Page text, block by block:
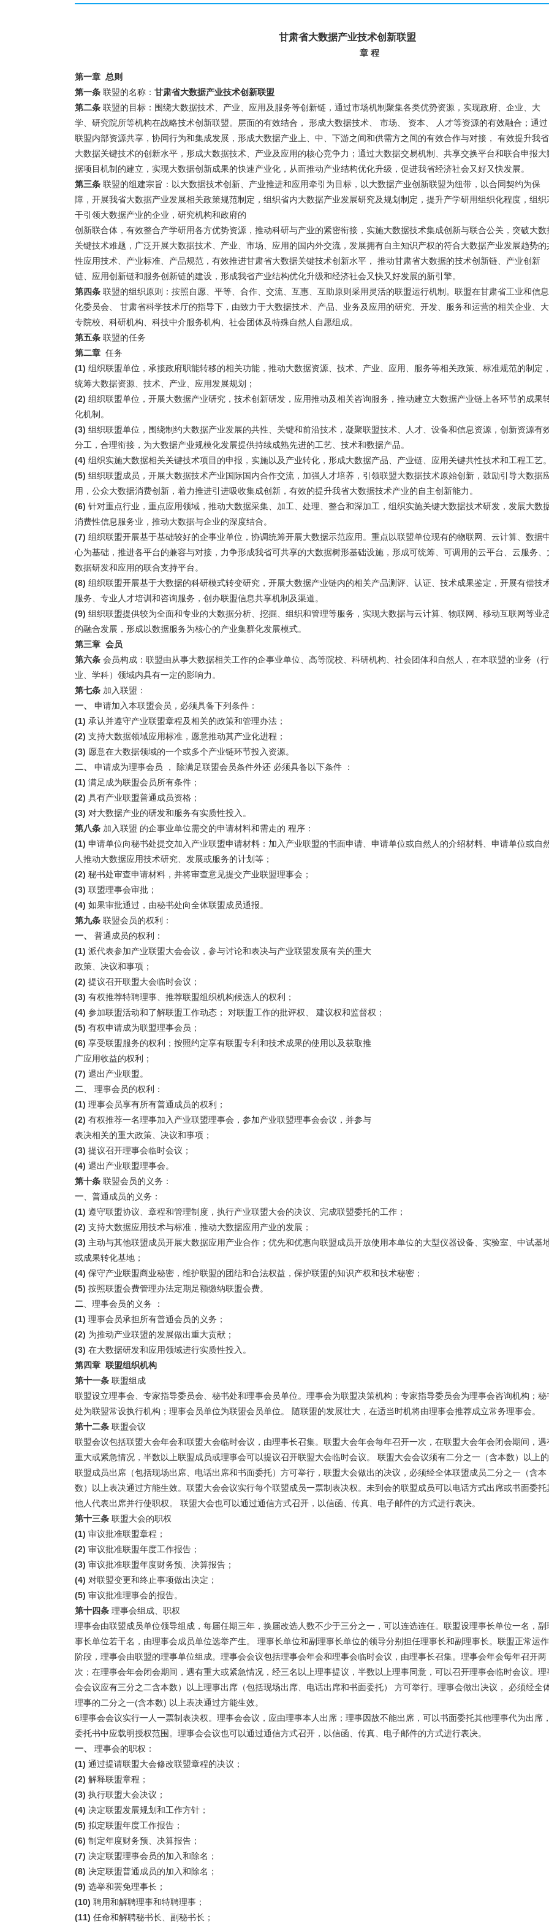
甘肃省大数据产业技术创新联盟
章 程
第一章 总则
第一条 联盟的名称： 甘肃省大数据产业技术创新联盟
第二条 联盟的目标：围绕大数据技术、产业、应用及服务等创新链，通过市场机制聚集各类优势资源，实现政府、企业、大
学、研究院所等机构在战略技术创新联盟。层面的有效结合， 形成大数据技术、 市场、 资本、 人才等资源的有效融合；通过
联盟内部资源共享，协同行为和集成发展，形成大数据产业上、中、下游之间和供需方之间的有效合作与对接， 有效提升我省
大数据关键技术的创新水平，形成大数据技术、产业及应用的核心竞争力；通过大数据交易机制、共享交换平台和联合申报大
据项目机制的建立，实现大数据创新成果的快速产业化，从而推动产业结构优化升级，促进我省经济社会又好又快发展。
第三条 联盟的组建宗旨：以大数据技术创新、产业推进和应用牵引为目标，以大数据产业创新联盟为纽带，以合同契约为保
障，开展我省大数据产业发展相关政策规范制定，组织省内大数据产业发展研究及规划制定，提升产学研用组织化程度，组织
干引领大数据产业的企业，研究机构和政府的
创新联合体，有效整合产学研用各方优势资源，推动科研与产业的紧密衔接，实施大数据技术集成创新与联合公关，突破大数
关键技术难题，广泛开展大数据技术、产业、市场、应用的国内外交流，发展拥有自主知识产权的符合大数据产业发展趋势的
性应用技术、产业标准、产品规范，有效推进甘肃省大数据关键技术创新水平， 推动甘肃省大数据的技术创新链、产业创新
链、应用创新链和服务创新链的建设，形成我省产业结构优化升级和经济社会又快又好发展的新引擎。
第四条 联盟的组织原则：按照自愿、平等、合作、交流、互惠、互助原则采用灵活的联盟运行机制。联盟在甘肃省工业和信息
化委员会、 甘肃省科学技术厅的指导下，由致力于大数据技术、产品、业务及应用的研究、开发、服务和运营的相关企业、大
专院校、科研机构、科技中介服务机构、社会团体及特殊自然人自愿组成。
第五条 联盟的任务
第二章 任务
(1) 组织联盟单位，承接政府职能转移的相关功能，推动大数据资源、技术、产业、应用、服务等相关政策、标准规范的制定，
统筹大数据资源、技术、产业、应用发展规划；
(2) 组织联盟单位，开展大数据产业研究，技术创新研发，应用推动及相关咨询服务，推动建立大数据产业链上各环节的成果
化机制。
(3) 组织联盟单位，围绕制约大数据产业发展的共性、关键和前沿技术，凝聚联盟技术、人才、设备和信息资源，创新资源有
分工，合理衔接，为大数据产业规模化发展提供持续成熟先进的工艺、技术和数据产品。
(4) 组织实施大数据相关关键技术项目的申报，实施以及产业转化，形成大数据产品、产业链、应用关键共性技术和工程工艺。
(5) 组织联盟成员，开展大数据技术产业国际国内合作交流，加强人才培养，引领联盟大数据技术原始创新，鼓励引导大数据
用，公众大数据消费创新，着力推进引进吸收集成创新，有效的提升我省大数据技术产业的自主创新能力。
(6) 针对重点行业，重点应用领域，推动大数据采集、加工、处理、整合和深加工，组织实施关键大数据技术研发，发展大数
消费性信息服务业，推动大数据与企业的深度结合。
(7) 组织联盟开展基于基础较好的企事业单位，协调统筹开展大数据示范应用。重点以联盟单位现有的物联网、云计算、数据
心为基础，推进各平台的兼容与对接，力争形成我省可共享的大数据树形基础设施，形成可统筹、可调用的云平台、云服务、
数据研发和应用的联合支持平台。
(8) 组织联盟开展基于大数据的科研模式转变研究，开展大数据产业链内的相关产品测评、认证、技术成果鉴定，开展有偿技
服务、专业人才培训和咨询服务，创办联盟信息共享机制及渠道。
(9) 组织联盟提供较为全面和专业的大数据分析、挖掘、组织和管理等服务，实现大数据与云计算、物联网、移动互联网等业
的融合发展，形成以数据服务为核心的产业集群化发展模式。
第三章 会员
第六条 会员构成：联盟由从事大数据相关工作的企事业单位、高等院校、科研机构、社会团体和自然人，在本联盟的业务（行
业、学科）领域内具有一定的影响力。
第七条 加入联盟：
一、
申请加入本联盟会员，必须具备下列条件：
(1) 承认并遵守产业联盟章程及相关的政策和管理办法；
(2) 支持大数据领域应用标准，愿意推动其产业化进程；
(3) 愿意在大数据领域的一个或多个产业链环节投入资源。
二、
申请成为理事会员 ， 除满足联盟会员条件外还 必须具备以下条件 ：
(1) 满足成为联盟会员所有条件；
(2) 具有产业联盟普通成员资格；
(3) 对大数据产业的研发和服务有实质性投入。
第八条 加入联盟 的企事业单位需交的申请材料和需走的 程序：
(1) 申请单位向秘书处提交加入产业联盟申请材料：加入产业联盟的书面申请、申请单位或自然人的介绍材料、申请单位或自
人推动大数据应用技术研究、发展或服务的计划等；
(2) 秘书处审查申请材料，并将审查意见提交产业联盟理事会；
(3) 联盟理事会审批；
(4) 如果审批通过，由秘书处向全体联盟成员通报。
第九条 联盟会员的权利：
一、 普通成员的权利：
(1) 派代表参加产业联盟大会会议，参与讨论和表决与产业联盟发展有关的重大
政策、决议和事项；
(2) 提议召开联盟大会临时会议；
(3) 有权推荐特聘理事、推荐联盟组织机构候选人的权利；
(4) 参加联盟活动和了解联盟工作动态； 对联盟工作的批评权、 建议权和监督权；
(5) 有权申请成为联盟理事会员；
(6) 享受联盟服务的权利；按照约定享有联盟专利和技术成果的使用以及获取推
广应用收益的权利；
(7) 退出产业联盟。
二 、 理事会员的权利：
(1) 理事会员享有所有普通成员的权利；
(2) 有权推荐一名理事加入产业联盟理事会，参加产业联盟理事会会议，并参与
表决相关的重大政策、决议和事项；
(3) 提议召开理事会临时会议；
(4) 退出产业联盟理事会。
第十条 联盟会员的义务：
一 、普通成员的义务：
(1) 遵守联盟协议、章程和管理制度，执行产业联盟大会的决议、完成联盟委托的工作；
(2) 支持大数据应用技术与标准，推动大数据应用产业的发展；
(3) 主动与其他联盟成员开展大数据应用产业合作；优先和优惠向联盟成员开放使用本单位的大型仪器设备、实验室、中试基
或成果转化基地；
(4) 保守产业联盟商业秘密，维护联盟的团结和合法权益，保护联盟的知识产权和技术秘密；
(5) 按照联盟会费管理办法定期足额缴纳联盟会费。
二 、理事会员的义务 ：
(1) 理事会员承担所有普通会员的义务；
(2) 为推动产业联盟的发展做出重大贡献；
(3) 在大数据研发和应用领域进行实质性投入。
第四章 联盟组织机构
第十一条 联盟组成
联盟设立理事会、专家指导委员会、秘书处和理事会员单位。理事会为联盟决策机构；专家指导委员会为理事会咨询机构；秘
处为联盟常设执行机构；理事会员单位为联盟会员单位。 随联盟的发展壮大，在适当时机将由理事会推荐成立常务理事会。
第十二条 联盟会议
联盟会议包括联盟大会年会和联盟大会临时会议，由理事长召集。联盟大会年会每年召开一次，在联盟大会年会闭会期间，遇
重大或紧急情况，半数以上联盟成员或理事会可以提议召开联盟大会临时会议。 联盟大会会议须有二分之一（含本数）以上的
联盟成员出席（包括现场出席、电话出席和书面委托）方可举行，联盟大会做出的决议，必须经全体联盟成员二分之一（含本
数）以上表决通过方能生效。联盟大会会议实行每个联盟成员一票制表决权。未到会的联盟成员可以电话方式出席或书面委托
他人代表出席并行使职权。 联盟大会也可以通过通信方式召开，以信函、传真、电子邮件的方式进行表决。
第十三条 联盟大会的职权
(1) 审议批准联盟章程；
(2) 审议批准联盟年度工作报告；
(3) 审议批准联盟年度财务预、决算报告；
(4) 对联盟变更和终止事项做出决定；
(5) 审议批准理事会的报告。
第十四条 理事会组成、职权
理事会由联盟成员单位领导组成，每届任期三年，换届改选人数不少于三分之一，可以连选连任。联盟设理事长单位一名，副
事长单位若干名，由理事会成员单位选举产生。 理事长单位和副理事长单位的领导分别担任理事长和副理事长。联盟正常运作
阶段，理事会由联盟的理事单位组成。理事会会议包括理事会年会和理事会临时会议，由理事长召集。理事会年会每年召开两
次；在理事会年会闭会期间，遇有重大或紧急情况，经三名以上理事提议，半数以上理事同意，可以召开理事会临时会议。理
会会议应有三分之二含本数）以上理事出席（包括现场出席、电话出席和书面委托） 方可举行。理事会做出决议， 必须经全
理事的二分之一(含本数) 以上表决通过方能生效。
6理事会会议实行一人一票制表决权。理事会会议，应由理事本人出席；理事因故不能出席，可以书面委托其他理事代为出席，
委托书中应载明授权范围。理事会会议也可以通过通信方式召开，以信函、传真、电子邮件的方式进行表决。
一、
理事会的职权：
(1) 通过提请联盟大会修改联盟章程的决议；
(2) 解释联盟章程；
(3) 执行联盟大会决议；
(4) 决定联盟发展规划和工作方针；
(5) 拟定联盟年度工作报告；
(6) 制定年度财务预、决算报告；
(7) 决定联盟理事会员的加入和除名；
(8) 决定联盟普通成员的加入和除名；
(9) 选举和罢免理事长；
(10) 聘用和解聘理事和特聘理事；
(11) 任命和解聘秘书长、副秘书长；